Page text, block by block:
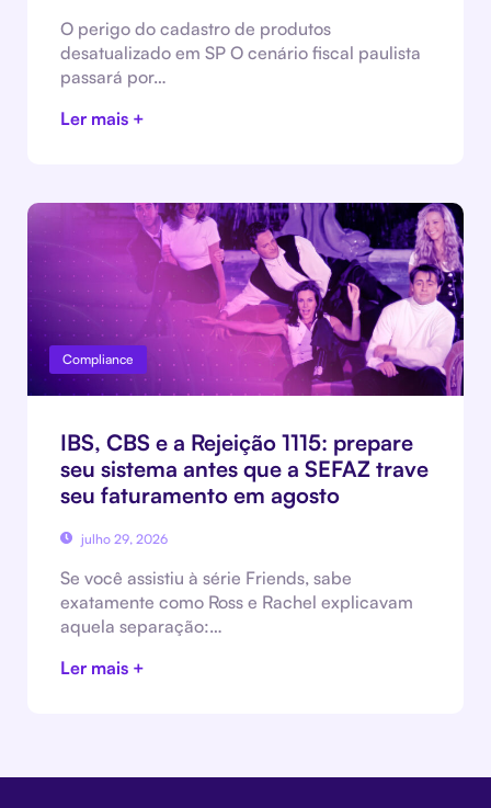
O perigo do cadastro de produtos
desatualizado em SP O cenário fiscal paulista
passará por…
Ler mais +
Compliance
IBS, CBS e a Rejeição 1115: prepare
seu sistema antes que a SEFAZ trave
seu faturamento em agosto
julho 29, 2026
Se você assistiu à série Friends, sabe
exatamente como Ross e Rachel explicavam
aquela separação:…
Ler mais +